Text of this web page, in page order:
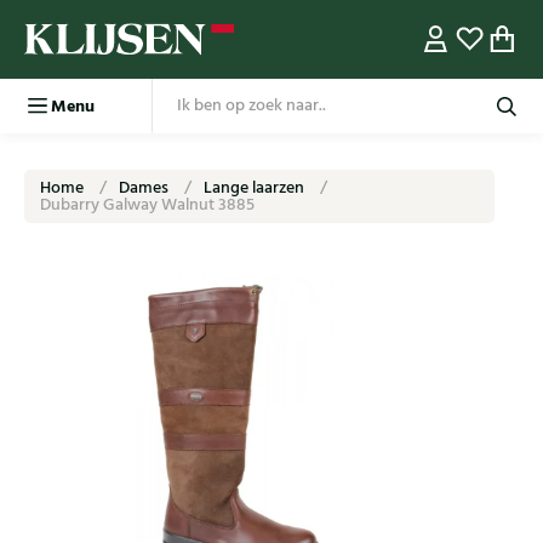
Menu
Home Dames Lange laarzen
Dubarry Galway Walnut 3885